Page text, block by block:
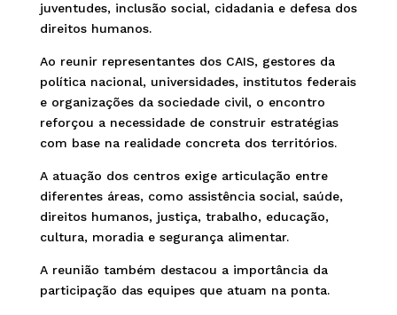
juventudes, inclusão social, cidadania e defesa dos
direitos humanos.
Ao reunir representantes dos CAIS, gestores da
política nacional, universidades, institutos federais
e organizações da sociedade civil, o encontro
reforçou a necessidade de construir estratégias
com base na realidade concreta dos territórios.
A atuação dos centros exige articulação entre
diferentes áreas, como assistência social, saúde,
direitos humanos, justiça, trabalho, educação,
cultura, moradia e segurança alimentar.
A reunião também destacou a importância da
participação das equipes que atuam na ponta.